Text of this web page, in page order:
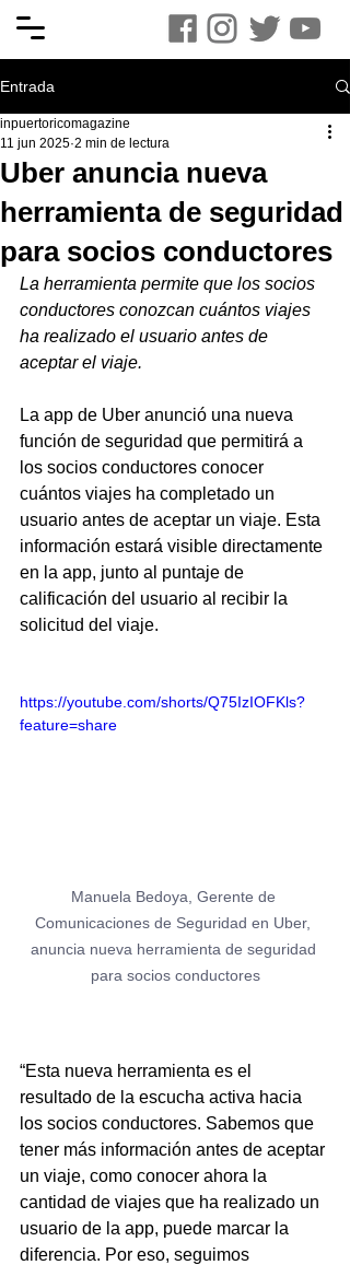
Entrada
Uber anuncia nueva
herramienta de seguridad
para socios conductores
inpuertoricomagazine
11 jun 2025 2 min de lectura
La herramienta permite que los socios
conductores conozcan cuántos viajes
ha realizado el usuario antes de
aceptar el viaje.
La app de Uber anunció una nueva
función de seguridad que permitirá a
los socios conductores conocer
cuántos viajes ha completado un
usuario antes de aceptar un viaje. Esta
información estará visible directamente
en la app, junto al puntaje de
calificación del usuario al recibir la
solicitud del viaje.
https://youtube.com/shorts/Q75IzIOFKls?
feature=share
Manuela Bedoya, Gerente de
Comunicaciones de Seguridad en Uber,
anuncia nueva herramienta de seguridad
para socios conductores
“Esta nueva herramienta es el
resultado de la escucha activa hacia
los socios conductores. Sabemos que
tener más información antes de aceptar
un viaje, como conocer ahora la
cantidad de viajes que ha realizado un
usuario de la app, puede marcar la
diferencia. Por eso, seguimos